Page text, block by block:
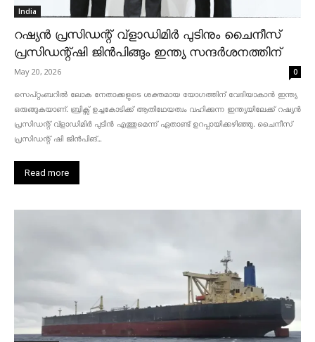
India
റഷ്യൻ പ്രസിഡന്റ് വ്‌ളാഡിമിർ പുടിനും ചൈനീസ്
പ്രസിഡന്റ്ഷി ജിൻപിങ്ങും ഇന്ത്യ സന്ദർശനത്തിന്
May 20, 2026 0
സെപ്റ്റംബറിൽ ലോക നേതാക്കളുടെ ശക്തമായ യോഗത്തിന് വേദിയാകാൻ ഇന്ത്യ
ഒരുങ്ങുകയാണ്. ബ്രിക്സ് ഉച്ചകോടിക്ക് ആതിഥേയത്വം വഹിക്കുന്ന ഇന്ത്യയിലേക്ക് റഷ്യൻ
പ്രസിഡന്റ് വ്‌ളാഡിമിർ പുടിൻ എത്തുമെന്ന് ഏതാണ്ട് ഉറപ്പായിക്കഴിഞ്ഞു. ചൈനീസ്
പ്രസിഡന്റ് ഷി ജിൻപിങ്...
Read more